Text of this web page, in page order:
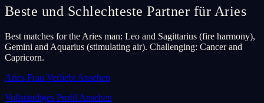
Beste und Schlechteste Partner für Aries
Best matches for the Aries man: Leo and Sagittarius (fire harmony),
Gemini and Aquarius (stimulating air). Challenging: Cancer and
Capricorn.
Aries Frau Verliebt Ansehen
Vollständiges Profil Ansehen